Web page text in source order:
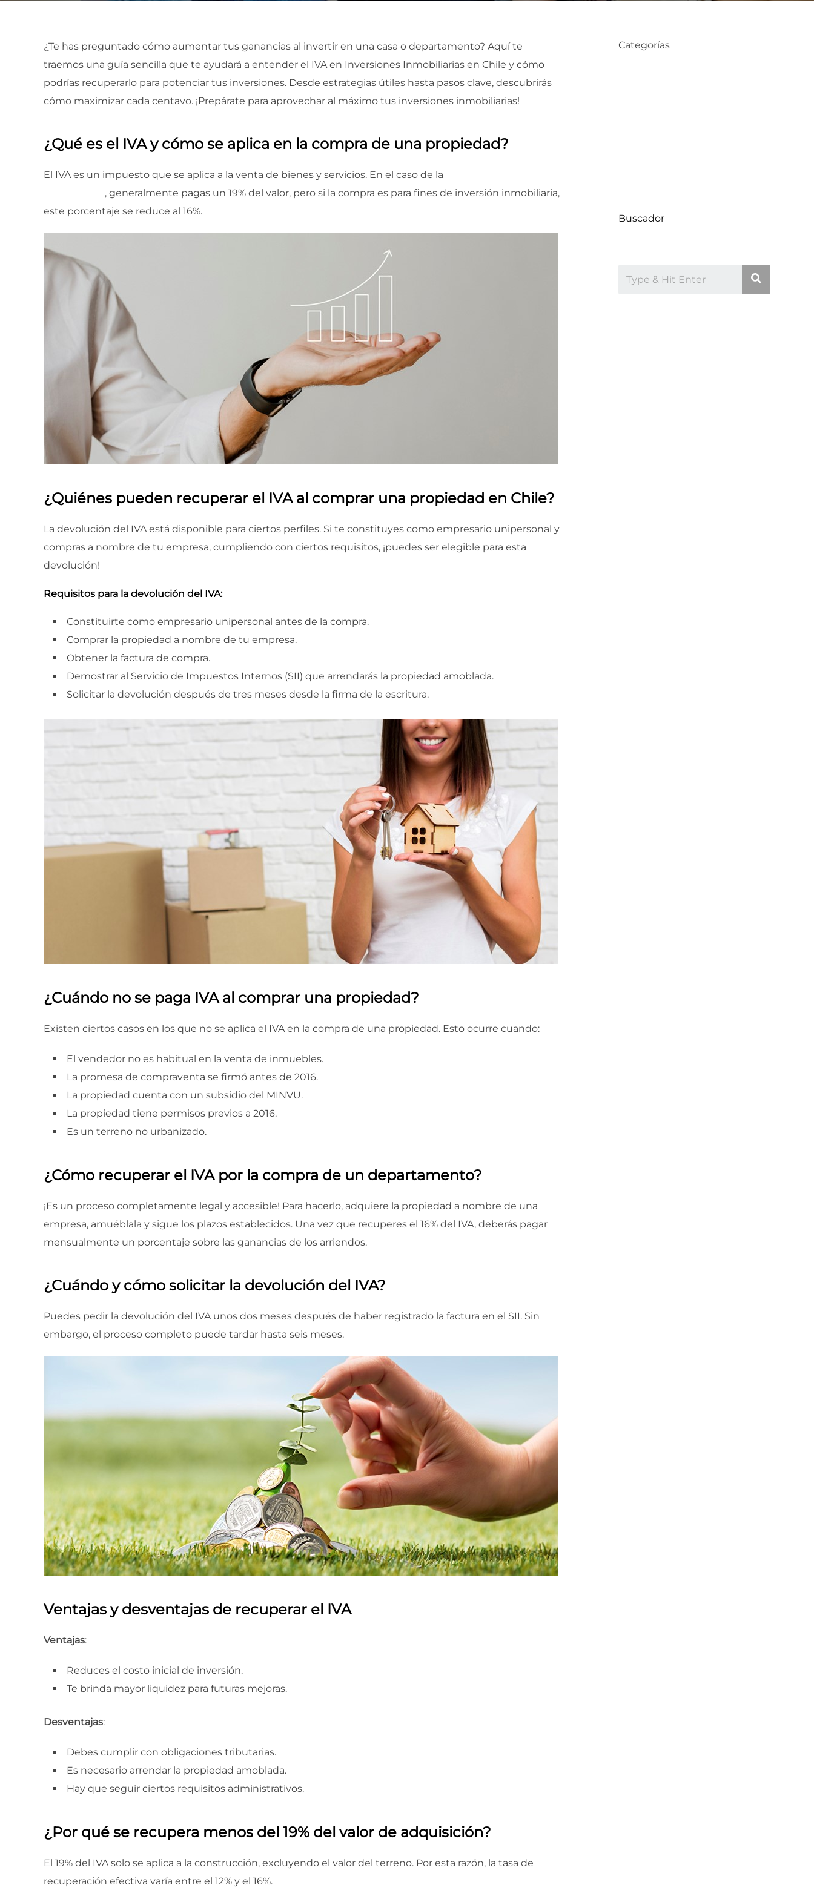
¿Te has preguntado cómo aumentar tus ganancias al invertir en una casa o departamento? Aquí te
traemos una guía sencilla que te ayudará a entender el IVA en Inversiones Inmobiliarias en Chile y cómo
podrías recuperarlo para potenciar tus inversiones. Desde estrategias útiles hasta pasos clave, descubrirás
cómo maximizar cada centavo. ¡Prepárate para aprovechar al máximo tus inversiones inmobiliarias!
¿Qué es el IVA y cómo se aplica en la compra de una propiedad?
El IVA es un impuesto que se aplica a la venta de bienes y servicios. En el caso de la
, generalmente pagas un 19% del valor, pero si la compra es para fines de inversión inmobiliaria,
este porcentaje se reduce al 16%.
¿Quiénes pueden recuperar el IVA al comprar una propiedad en Chile?
La devolución del IVA está disponible para ciertos perfiles. Si te constituyes como empresario unipersonal y
compras a nombre de tu empresa, cumpliendo con ciertos requisitos, ¡puedes ser elegible para esta
devolución!
Requisitos para la devolución del IVA:
Constituirte como empresario unipersonal antes de la compra.
Comprar la propiedad a nombre de tu empresa.
Obtener la factura de compra.
Demostrar al Servicio de Impuestos Internos (SII) que arrendarás la propiedad amoblada.
Solicitar la devolución después de tres meses desde la firma de la escritura.
¿Cuándo no se paga IVA al comprar una propiedad?
Existen ciertos casos en los que no se aplica el IVA en la compra de una propiedad. Esto ocurre cuando:
El vendedor no es habitual en la venta de inmuebles.
La promesa de compraventa se firmó antes de 2016.
La propiedad cuenta con un subsidio del MINVU.
La propiedad tiene permisos previos a 2016.
Es un terreno no urbanizado.
¿Cómo recuperar el IVA por la compra de un departamento?
¡Es un proceso completamente legal y accesible! Para hacerlo, adquiere la propiedad a nombre de una
empresa, amuéblala y sigue los plazos establecidos. Una vez que recuperes el 16% del IVA, deberás pagar
mensualmente un porcentaje sobre las ganancias de los arriendos.
¿Cuándo y cómo solicitar la devolución del IVA?
Puedes pedir la devolución del IVA unos dos meses después de haber registrado la factura en el SII. Sin
embargo, el proceso completo puede tardar hasta seis meses.
Ventajas y desventajas de recuperar el IVA
Ventajas:
Reduces el costo inicial de inversión.
Te brinda mayor liquidez para futuras mejoras.
Desventajas:
Debes cumplir con obligaciones tributarias.
Es necesario arrendar la propiedad amoblada.
Hay que seguir ciertos requisitos administrativos.
¿Por qué se recupera menos del 19% del valor de adquisición?
El 19% del IVA solo se aplica a la construcción, excluyendo el valor del terreno. Por esta razón, la tasa de
recuperación efectiva varía entre el 12% y el 16%.
Categorías
Buscador